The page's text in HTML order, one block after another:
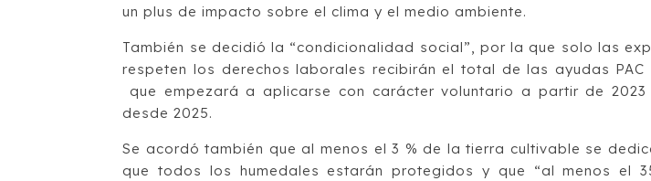
un plus de impacto sobre el clima y el medio ambiente.
También se decidió la “condicionalidad social”, por la que solo las
respeten los derechos laborales recibirán el total de las ayudas
que empezará a aplicarse con carácter voluntario a partir de
desde 2025.
Se acordó también que al menos el 3 % de la tierra cultivable se
que todos los humedales estarán protegidos y que “al menos el